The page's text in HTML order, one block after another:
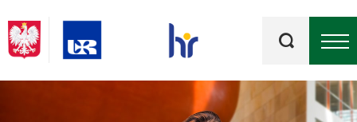
kluczowe